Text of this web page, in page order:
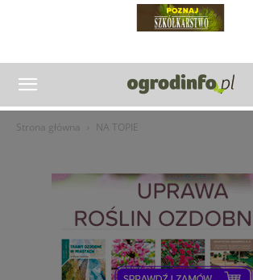
Strona główna NA TOPIE